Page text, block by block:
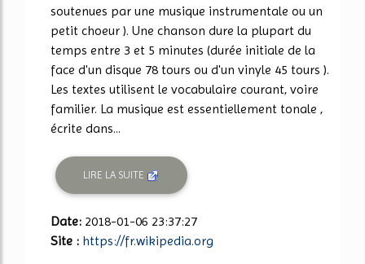
soutenues par une musique instrumentale ou un
petit choeur ). Une chanson dure la plupart du
temps entre 3 et 5 minutes (durée initiale de la
face d'un disque 78 tours ou d'un vinyle 45 tours ).
Les textes utilisent le vocabulaire courant, voire
familier. La musique est essentiellement tonale ,
écrite dans...
LIRE LA SUITE
Date: 2018-01-06 23:37:27
Site : https://fr.wikipedia.org